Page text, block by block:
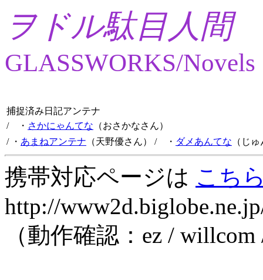
ヲドル駄目人間
GLASSWORKS/Novels
捕捉済み日記アンテナ
/ ・ さかにゃんてな （おさかなさん）
/ ・ あまねアンテナ （天野優さん） / ・ ダメあんてな （じ
携帯対応ページは こち
http://
（動作確認：ez /